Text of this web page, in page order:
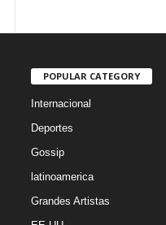
POPULAR CATEGORY
Internacional
Deportes
Gossip
latinoamerica
Grandes Artistas